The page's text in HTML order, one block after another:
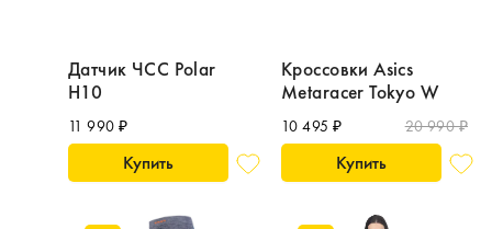
Датчик ЧСС Polar
H10
11 990 ₽
Купить
Кроссовки Asics
Metaracer Tokyo W
10 495 ₽ 20 990 ₽
Купить